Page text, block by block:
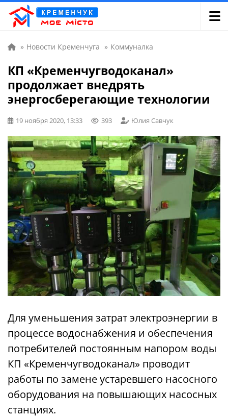
» Новости Кременчуга » Коммуналка
КП «Кременчугводоканал»
продолжает внедрять
энергосберегающие технологии
19 ноября 2020, 13:33 393 Юлия Савчук
Для уменьшения затрат электроэнергии в
процессе водоснабжения и обеспечения
потребителей постоянным напором воды
КП «Кременчугводоканал» проводит
работы по замене устаревшего насосного
оборудования на повышающих насосных
станциях.